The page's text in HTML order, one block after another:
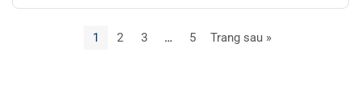
1 2 3 … 5 Trang sau »